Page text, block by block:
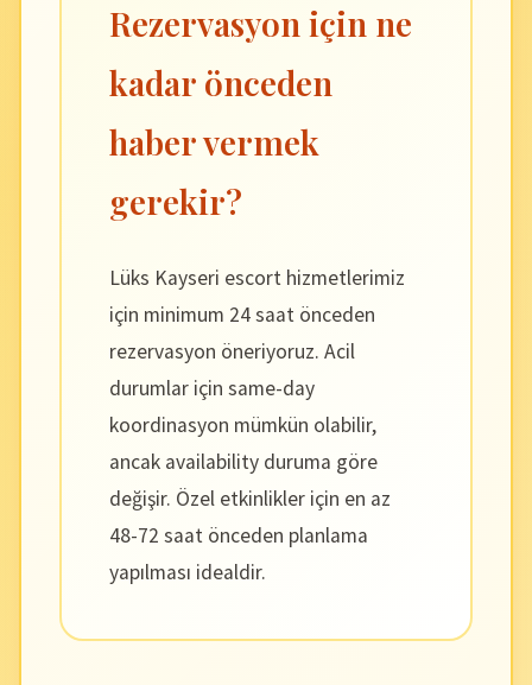
Rezervasyon için ne
kadar önceden
haber vermek
gerekir?
Lüks Kayseri escort hizmetlerimiz
için minimum 24 saat önceden
rezervasyon öneriyoruz. Acil
durumlar için same-day
koordinasyon mümkün olabilir,
ancak availability duruma göre
değişir. Özel etkinlikler için en az
48-72 saat önceden planlama
yapılması idealdir.